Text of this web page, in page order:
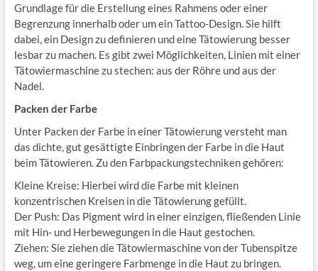
Grundlage für die Erstellung eines Rahmens oder einer
Begrenzung innerhalb oder um ein Tattoo-Design. Sie hilft
dabei, ein Design zu definieren und eine Tätowierung besser
lesbar zu machen. Es gibt zwei Möglichkeiten, Linien mit einer
Tätowiermaschine zu stechen: aus der Röhre und aus der
Nadel.
Packen der Farbe
Unter Packen der Farbe in einer Tätowierung versteht man
das dichte, gut gesättigte Einbringen der Farbe in die Haut
beim Tätowieren. Zu den Farbpackungstechniken gehören:
Kleine Kreise: Hierbei wird die Farbe mit kleinen
konzentrischen Kreisen in die Tätowierung gefüllt.
Der Push: Das Pigment wird in einer einzigen, fließenden Linie
mit Hin- und Herbewegungen in die Haut gestochen.
Ziehen: Sie ziehen die Tätowiermaschine von der Tubenspitze
weg, um eine geringere Farbmenge in die Haut zu bringen.